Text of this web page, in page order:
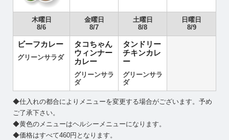
木曜日
8/6
金曜日
8/7
土曜日
8/8
日曜日
8/9
ビーフカレー
グリーンサラダ
タコちゃん
ウィンナー
カレー
グリーンサラ
ダ
タンドリー
チキンカレ
ー
グリーンサラ
ダ
◆仕入れの都合によりメニューを変更する場合がございます。予め
ご了承下さい。
◆黄色のメニューはヘルシーメニューになります。
◆価格はすべて460円となります。